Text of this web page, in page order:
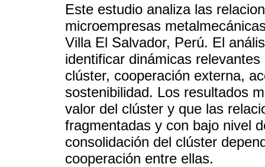
Este estudio analiza las
microempresas
Villa El Salvador, Perú. El
identificar dinámicas
clúster, cooperación externa,
sostenibilidad. Los resultados
valor del clúster y que las
fragmentadas y con bajo nivel
consolidación del clúster
cooperación entre ellas.